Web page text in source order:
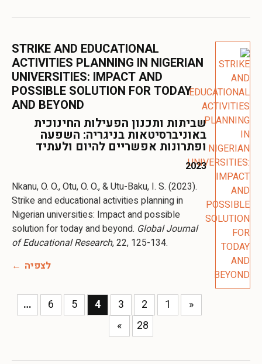
STRIKE AND EDUCATIONAL
ACTIVITIES PLANNING IN NIGERIAN
UNIVERSITIES: IMPACT AND
POSSIBLE SOLUTION FOR TODAY
AND BEYOND
שביתות ותכנון הפעילות החינוכית
באוניברסיטאות בניגריה: השפעה
ופתרונות אפשריים להיום ולעתיד
2023
Nkanu, O. O., Otu, O. O., & Utu-Baku, I. S. (2023).
Strike and educational activities planning in
Nigerian universities: Impact and possible
solution for today and beyond. Global Journal
of Educational Research, 22, 125-134.
לצפיה
«
1
2
3
4
5
6
…
28
»